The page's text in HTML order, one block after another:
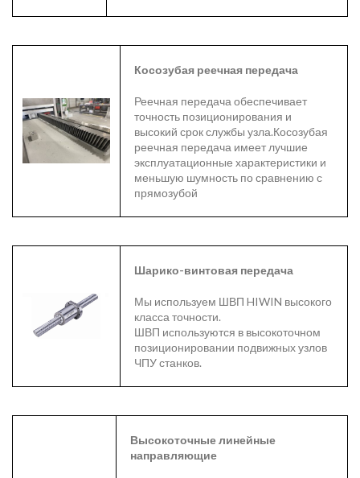
Косозубая реечная передача
Реечная передача обеспечивает
точность позиционирования и
высокий срок службы узла.Косозубая
реечная передача имеет лучшие
эксплуатационные характеристики и
меньшую шумность по сравнению с
прямозубой
Шарико-винтовая передача
Мы используем ШВП HIWIN высокого
класса точности.
ШВП используются в высокоточном
позиционировании подвижных узлов
ЧПУ станков.
Высокоточные линейные
направляющие